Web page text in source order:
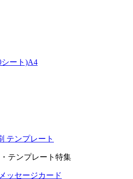
ート)A4
テンプレート特集